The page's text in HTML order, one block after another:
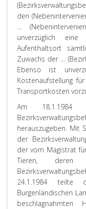
den
...
unverzüglich
Aufenthaltsort
Zuwachs der ...
Ebenso ist
Kostenaufstellung
Transportkosten
Am
herauszugeben. Mit
der
der vom Magistrat
Tieren, deren
24.1.1984
Burgenländischen